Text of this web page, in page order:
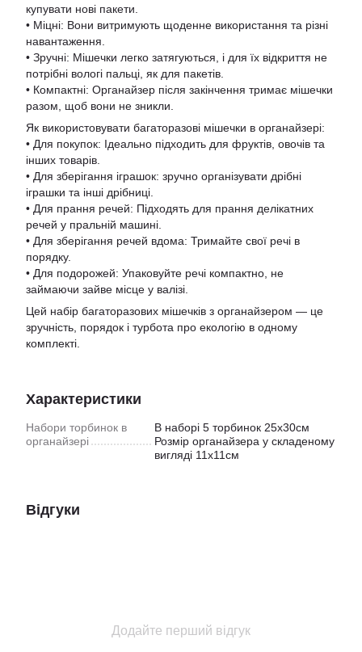
купувати нові пакети.
• Міцні: Вони витримують щоденне використання та різні
навантаження.
• Зручні: Мішечки легко затягуються, і для їх відкриття не
потрібні вологі пальці, як для пакетів.
• Компактні: Органайзер після закінчення тримає мішечки
разом, щоб вони не зникли.
Як використовувати багаторазові мішечки в органайзері:
• Для покупок: Ідеально підходить для фруктів, овочів та
інших товарів.
• Для зберігання іграшок: зручно організувати дрібні
іграшки та інші дрібниці.
• Для прання речей: Підходять для прання делікатних
речей у пральній машині.
• Для зберігання речей вдома: Тримайте свої речі в
порядку.
• Для подорожей: Упаковуйте речі компактно, не
займаючи зайве місце у валізі.
Цей набір багаторазових мішечків з органайзером — це
зручність, порядок і турбота про екологію в одному
комплекті.
Характеристики
Набори торбинок в
органайзері
В наборі 5 торбинок 25х30см
Розмір органайзера у складеному
вигляді 11х11см
Відгуки
Додайте перший відгук